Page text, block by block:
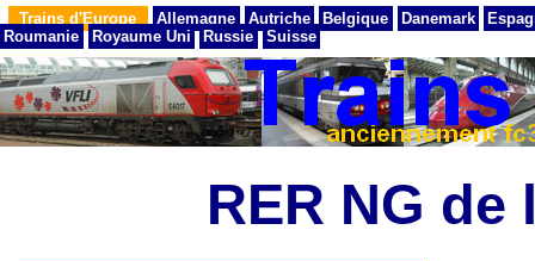
Trains d'Europe Allemagne Autriche Belgique Danemark
Roumanie
Royaume Uni Russie Suisse
RER NG de